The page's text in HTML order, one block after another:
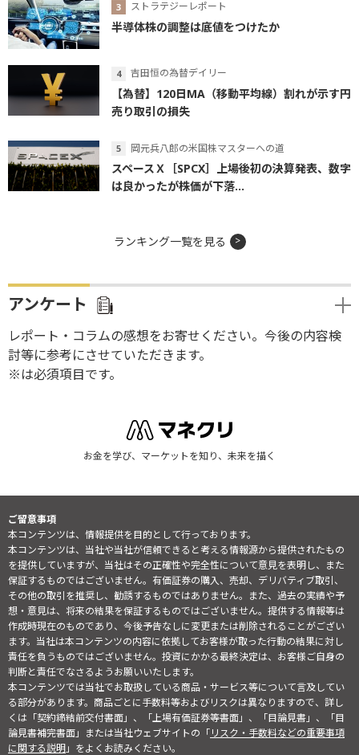
ストラテジーレポート
半導体株の調整は底値をつけたか
吉田恒の為替デイリー
【為替】120日MA（移動平均線）割れが示す円
売り取引の損失
岡元兵八郎の米国株マスターへの道
スペースＸ［SPCX］上場後初の決算発表、数字
は良かったが株価が下落...
ランキング一覧を見る
アンケート
レポート・コラムの感想をお寄せください。今後の内容検
討等に参考にさせていただきます。
※は必須項目です。
お金を学び、マーケットを知り、未来を描く
ご留意事項
本コンテンツは、情報提供を目的として行っております。
本コンテンツは、当社や当社が信頼できると考える情報源から提供されたもの
を提供していますが、当社はその正確性や完全性について意見を表明し、また
保証するものではございません。有価証券の購入、売却、デリバティブ取引、
その他の取引を推奨し、勧誘するものではありません。また、過去の実績や予
想・意見は、将来の結果を保証するものではございません。提供する情報等は
作成時現在のものであり、今後予告なしに変更または削除されることがござい
ます。当社は本コンテンツの内容に依拠してお客様が取った行動の結果に対し
責任を負うものではございません。投資にかかる最終決定は、お客様ご自身の
判断と責任でなさるようお願いいたします。
本コンテンツでは当社でお取扱している商品・サービス等について言及してい
る部分があります。商品ごとに手数料等およびリスクは異なりますので、詳し
くは「契約締結前交付書面」、「上場有価証券等書面」、「目論見書」、「目
論見書補完書面」または当社ウェブサイトの「リスク・手数料などの重要事項
に関する説明」をよくお読みください。